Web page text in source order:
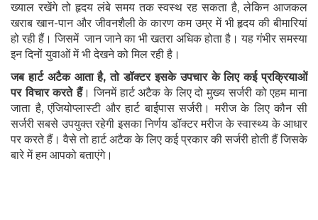
ख्याल रखेंगे तो हृदय लंबे समय तक स्वस्थ रह सकता है, लेकिन आजकल
खराब खान-पान और जीवनशैली के कारण कम उम्र में भी हृदय की बीमारियां
हो रही हैं। जिसमें जान जाने का भी खतरा अधिक होता है। यह गंभीर समस्या
इन दिनों युवाओं में भी देखने को मिल रही है।
जब हार्ट अटैक आता है, तो डॉक्टर इसके उपचार के लिए कई प्रक्रियाओं
पर विचार करते हैं। जिनमें हार्ट अटैक के लिए दो मुख्य सर्जरी को एहम माना
जाता है, एंजियोप्लास्टी और हार्ट बाईपास सर्जरी। मरीज के लिए कौन सी
सर्जरी सबसे उपयुक्त रहेगी इसका निर्णय डॉक्टर मरीज के स्वास्थ्य के आधार
पर करते हैं। वैसे तो हार्ट अटैक के लिए कई प्रकार की सर्जरी होती हैं जिसके
बारे में हम आपको बताएंगे।